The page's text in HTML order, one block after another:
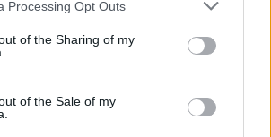
Processing Opt Outs
of the Sharing of my
of the Sale of my
29 - 100